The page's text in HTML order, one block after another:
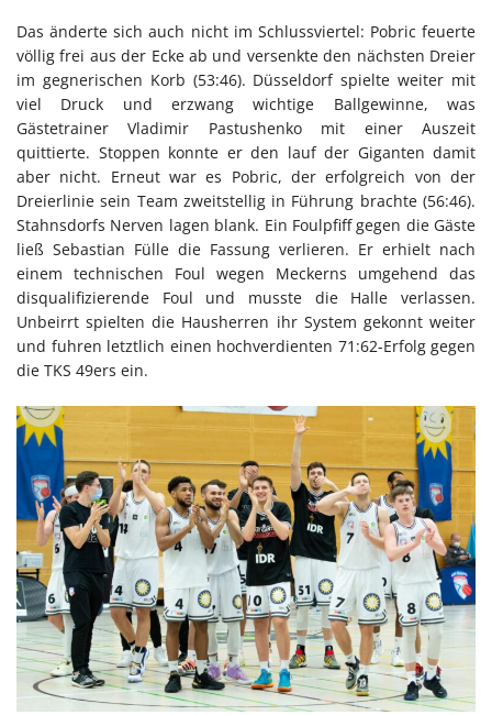
Das änderte sich auch nicht im Schlussviertel: Pobric feuerte
völlig frei aus der Ecke ab und versenkte den nächsten Dreier
im gegnerischen Korb (53:46). Düsseldorf spielte weiter mit
viel Druck und erzwang wichtige Ballgewinne, was
Gästetrainer Vladimir Pastushenko mit einer Auszeit
quittierte. Stoppen konnte er den lauf der Giganten damit
aber nicht. Erneut war es Pobric, der erfolgreich von der
Dreierlinie sein Team zweitstellig in Führung brachte (56:46).
Stahnsdorfs Nerven lagen blank. Ein Foulpfiff gegen die Gäste
ließ Sebastian Fülle die Fassung verlieren. Er erhielt nach
einem technischen Foul wegen Meckerns umgehend das
disqualifizierende Foul und musste die Halle verlassen.
Unbeirrt spielten die Hausherren ihr System gekonnt weiter
und fuhren letztlich einen hochverdienten 71:62-Erfolg gegen
die TKS 49ers ein.